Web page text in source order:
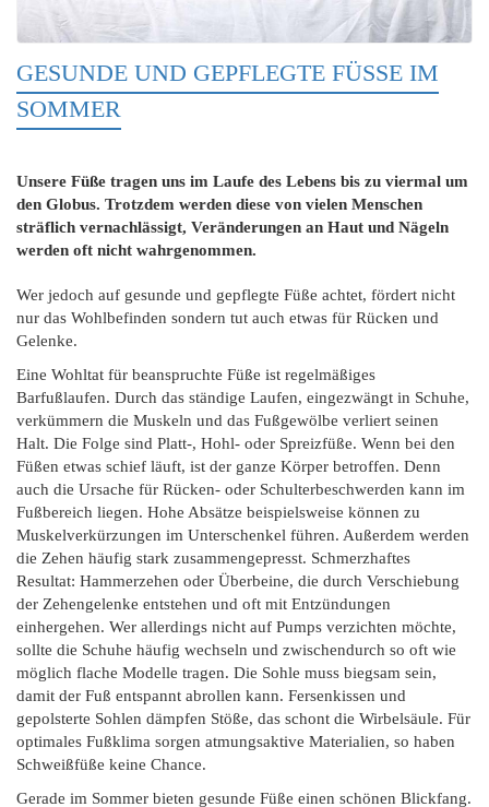
GESUNDE UND GEPFLEGTE FÜSSE IM
SOMMER
Unsere Füße tragen uns im Laufe des Lebens bis zu viermal um
den Globus. Trotzdem werden diese von vielen Menschen
sträflich vernachlässigt, Veränderungen an Haut und Nägeln
werden oft nicht wahrgenommen.
Wer jedoch auf gesunde und gepflegte Füße achtet, fördert nicht
nur das Wohlbefinden sondern tut auch etwas für Rücken und
Gelenke.
Eine Wohltat für beanspruchte Füße ist regelmäßiges
Barfußlaufen. Durch das ständige Laufen, eingezwängt in Schuhe,
verkümmern die Muskeln und das Fußgewölbe verliert seinen
Halt. Die Folge sind Platt-, Hohl- oder Spreizfüße. Wenn bei den
Füßen etwas schief läuft, ist der ganze Körper betroffen. Denn
auch die Ursache für Rücken- oder Schulterbeschwerden kann im
Fußbereich liegen. Hohe Absätze beispielsweise können zu
Muskelverkürzungen im Unterschenkel führen. Außerdem werden
die Zehen häufig stark zusammengepresst. Schmerzhaftes
Resultat: Hammerzehen oder Überbeine, die durch Verschiebung
der Zehengelenke entstehen und oft mit Entzündungen
einhergehen. Wer allerdings nicht auf Pumps verzichten möchte,
sollte die Schuhe häufig wechseln und zwischendurch so oft wie
möglich flache Modelle tragen. Die Sohle muss biegsam sein,
damit der Fuß entspannt abrollen kann. Fersenkissen und
gepolsterte Sohlen dämpfen Stöße, das schont die Wirbelsäule. Für
optimales Fußklima sorgen atmungsaktive Materialien, so haben
Schweißfüße keine Chance.
Gerade im Sommer bieten gesunde Füße einen schönen Blickfang.